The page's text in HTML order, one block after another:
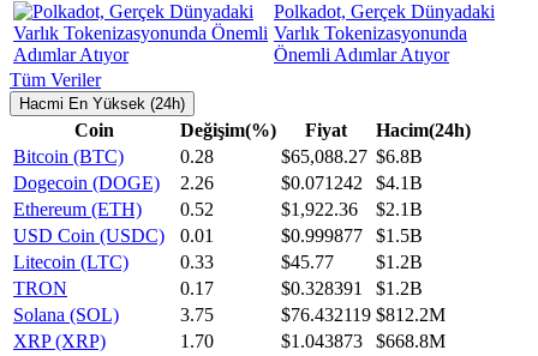
Polkadot, Gerçek Dünyadaki
Varlık Tokenizasyonunda
Önemli Adımlar Atıyor
Tüm Veriler
Hacmi En Yüksek (24h)
Coin Değişim(%) Fiyat
Hacim(24h)
Bitcoin (BTC)
0.28 $65,088.27 $6.8B
Dogecoin (DOGE)
2.26 $0.071242
$4.1B
Ethereum (ETH)
0.52 $1,922.36
$2.1B
USD Coin (USDC)
0.01 $0.999877
$1.5B
Litecoin (LTC)
0.33 $45.77
$1.2B
TRON
0.17 $0.328391
$1.2B
Solana (SOL)
3.75 $76.432119 $812.2M
XRP (XRP)
1.70 $1.043873
$668.8M